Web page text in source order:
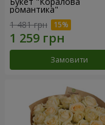
романтика"
1 481 грн
Замовити